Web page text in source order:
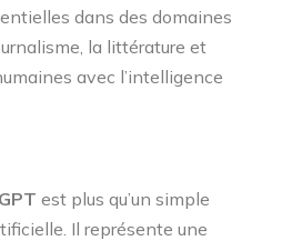
dans des domaines
la littérature et
avec l’intelligence
est plus qu’un simple
Il représente une